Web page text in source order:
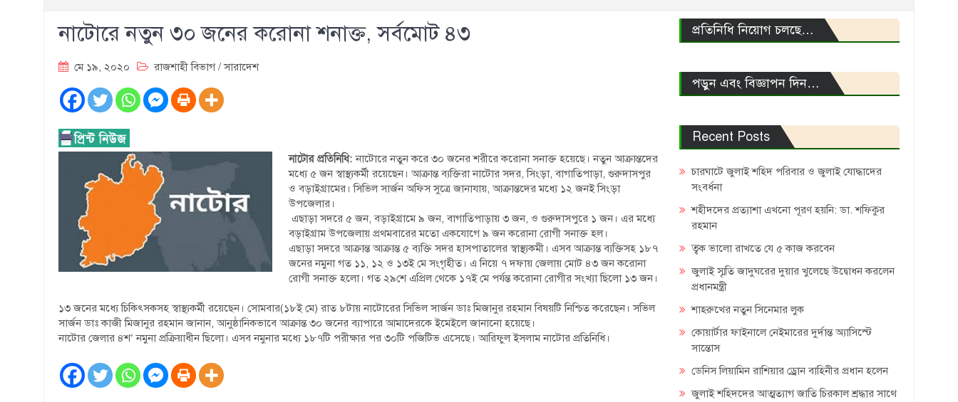
নাটোরে নতুন ৩০ জনের করোনা শনাক্ত, সর্বমোট ৪৩
মে ১৯, ২০২০ রাজশাহী বিভাগ/সারাদেশ
নাটোর প্রতিনিধি:নাটোরে নতুন করে ৩০ জনের শরীরে করোনা সনাক্ত হয়েছে। নতুন আক্রান্তদের
মধ্যে ৫ জন স্বাস্থ্যকর্মী রয়েছেন। আক্রান্ত ব্যক্তিরা নাটোর সদর, সিংড়া, বাগাতিপাড়া, গুরুদাসপুর
ও বড়াইগ্রামের। সিভিল সার্জন অফিস সুত্রে জানাযায়, আক্রান্তদের মধ্যে ১২ জনই সিংড়া
উপজেলার।
এছাড়া সদরে ৫ জন, বড়াইগ্রামে ৯ জন, বাগাতিপাড়ায় ৩ জন, ও গুরুদাসপুরে ১ জন। এর মধ্যে
বড়াইগ্রাম উপজেলায় প্রথমবারের মতো একযোগে ৯ জন করোনা রোগী সনাক্ত হল।
এছাড়া সদরে আক্রান্ত আক্রান্ত ৫ ব্যক্তি সদর হাসপাতালের স্বাস্থ্যকমী। এসব আক্রান্ত ব্যক্তিসহ ১৮৭
জনের নমুনা গত ১১, ১২ ও ১৩ই মে সংগৃহীত। এ নিয়ে ৭ দফায় জেলায় মোট ৪৩ জন করোনা
রোগী সনাক্ত হলো। গত ২৯শে এপ্রিল থেকে ১৭ই মে পর্যন্ত করোনা রোগীর সংখ্যা ছিলো ১৩ জন।
১৩ জনের মধ্যে চিকিৎসকসহ স্বাস্থ্যকর্মী রয়েছেন। সোমবার(১৮ই মে) রাত ৮টায় নাটোরের সিভিল সার্জন ডাঃ মিজানুর রহমান বিষয়টি নিশ্চিত করেছেন। সভিল
সার্জন ডাঃ কাজী মিজানুর রহমান জানান, আনুষ্ঠানিকভাবে আক্রান্ত ৩০ জনের ব্যাপারে আমাদেরকে ইমেইলে জানানো হয়েছে।
নাটোর জেলার ৪শ’ নমুনা প্রক্রিয়াধীন ছিলো। এসব নমুনার মধ্যে ১৮৭টি পরীক্ষার পর ৩০টি পজিটিভ এসেছে। আরিফুল ইসলাম নাটোর প্রতিনিধি।
প্রতিনিধি নিয়োগ চলছে…
পড়ুন এবং বিজ্ঞাপন দিন…
Recent Posts
চারঘাটে জুলাই শহিদ পরিবার ও জুলাই যোদ্ধাদের
সংবর্ধনা
শহীদদের প্রত্যাশা এখনো পূরণ হয়নি: ডা. শফিকুর
রহমান
ত্বক ভালো রাখতে যে ৫ কাজ করবেন
জুলাই স্মৃতি জাদুঘরের দুয়ার খুলেছে উদ্বোধন করলেন
প্রধানমন্ত্রী
শাহরুখের নতুন সিনেমার লুক
কোয়ার্টার ফাইনালে নেইমারের দুর্দান্ত অ্যাসিস্টে
সান্তোস
ডেনিস লিয়ামিন রাশিয়ার ড্রোন বাহিনীর প্রধান হলেন
জুলাই শহিদদের আত্মত্যাগ জাতি চিরকাল শ্রদ্ধার সাথে